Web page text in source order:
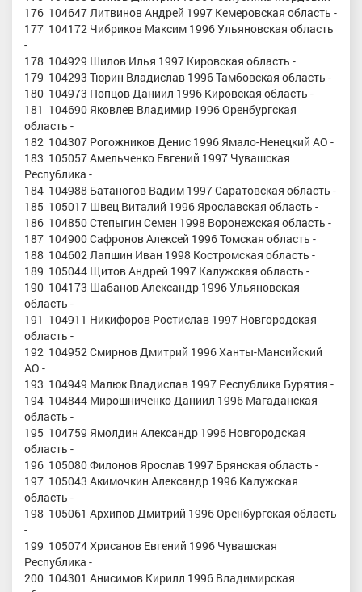
176 104647 Литвинов Андрей 1997 Кемеровская область -
177 104172 Чибриков Максим 1996 Ульяновская область
-
178 104929 Шилов Илья 1997 Кировская область -
179 104293 Тюрин Владислав 1996 Тамбовская область -
180 104973 Попцов Даниил 1996 Кировская область -
181 104690 Яковлев Владимир 1996 Оренбургская
область -
182 104307 Рогожников Денис 1996 Ямало-Ненецкий АО -
183 105057 Амельченко Евгений 1997 Чувашская
Республика -
184 104988 Батаногов Вадим 1997 Саратовская область -
185 105017 Швец Виталий 1996 Ярославская область -
186 104850 Степыгин Семен 1998 Воронежская область -
187 104900 Сафронов Алексей 1996 Томская область -
188 104602 Лапшин Иван 1998 Костромская область -
189 105044 Щитов Андрей 1997 Калужская область -
190 104173 Шабанов Александр 1996 Ульяновская
область -
191 104911 Никифоров Ростислав 1997 Новгородская
область -
192 104952 Смирнов Дмитрий 1996 Ханты-Мансийский
АО -
193 104949 Малюк Владислав 1997 Республика Бурятия -
194 104844 Мирошниченко Даниил 1996 Магаданская
область -
195 104759 Ямолдин Александр 1996 Новгородская
область -
196 105080 Филонов Ярослав 1997 Брянская область -
197 105043 Акимочкин Александр 1996 Калужская
область -
198 105061 Архипов Дмитрий 1996 Оренбургская область
-
199 105074 Хрисанов Евгений 1996 Чувашская
Республика -
200 104301 Анисимов Кирилл 1996 Владимирская